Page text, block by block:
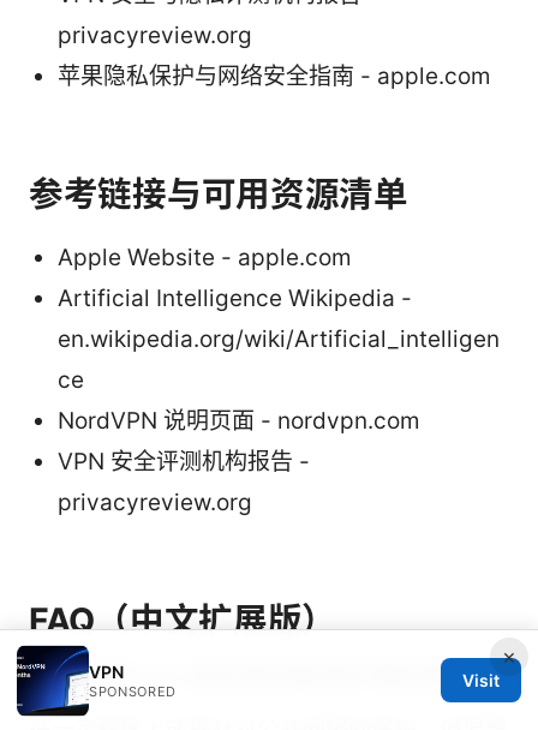
privacyreview.org
苹果隐私保护与网络安全指南 - apple.com
参考链接与可用资源清单
Apple Website - apple.com
Artificial Intelligence Wikipedia -
en.wikipedia.org/wiki/Artificial_intelligen
ce
NordVPN 说明页面 - nordvpn.com
VPN 安全评测机构报告 -
privacyreview.org
FAQ（中文扩展版）
免费手机vpn 是否真的能保护我的隐私？
×
VPN
SPONSORED
Visit